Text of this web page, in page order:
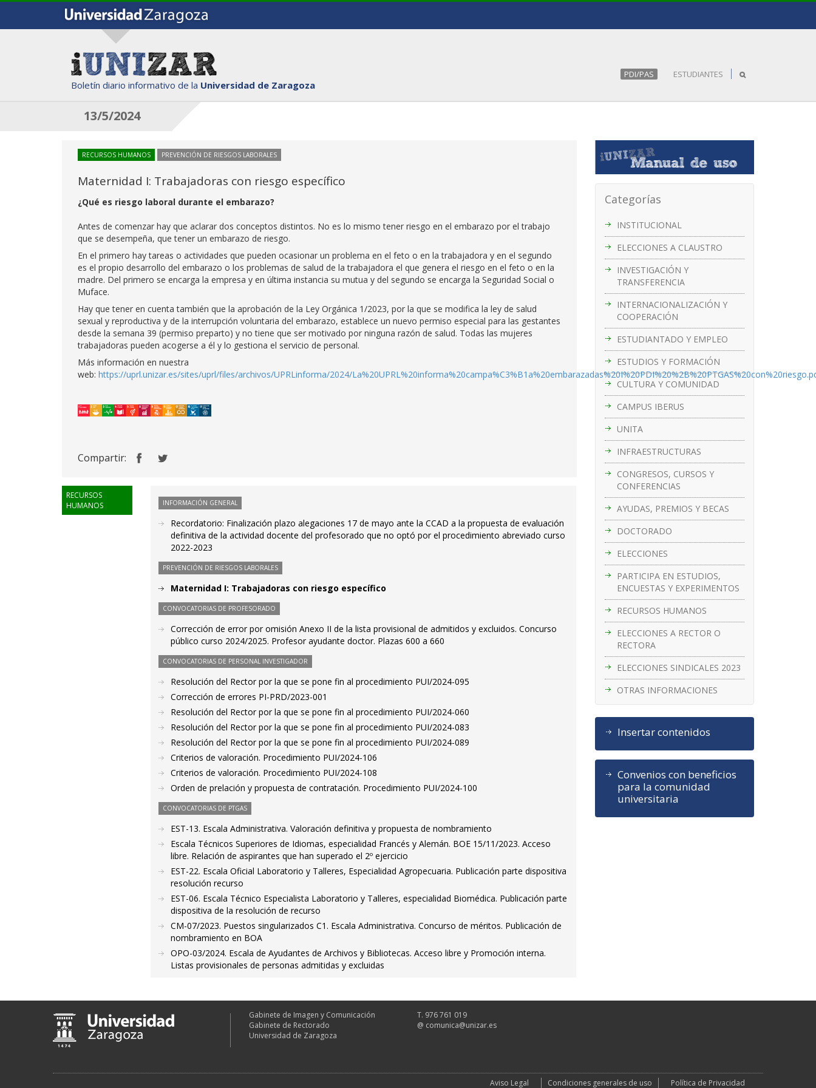
Boletín diario informativo de la Universidad de Zaragoza
PDI/PAS ESTUDIANTES
13/5/2024
Categorías
INSTITUCIONAL
ELECCIONES A CLAUSTRO
INVESTIGACIÓN Y
TRANSFERENCIA
INTERNACIONALIZACIÓN Y
COOPERACIÓN
ESTUDIANTADO Y EMPLEO
ESTUDIOS Y FORMACIÓN
CULTURA Y COMUNIDAD
CAMPUS IBERUS
UNITA
INFRAESTRUCTURAS
CONGRESOS, CURSOS Y
CONFERENCIAS
AYUDAS, PREMIOS Y BECAS
DOCTORADO
ELECCIONES
PARTICIPA EN ESTUDIOS,
ENCUESTAS Y EXPERIMENTOS
RECURSOS HUMANOS
ELECCIONES A RECTOR O
RECTORA
ELECCIONES SINDICALES 2023
OTRAS INFORMACIONES
Insertar contenidos
Convenios con beneficios
para la comunidad
universitaria
RECURSOS HUMANOS PREVENCIÓN DE RIESGOS LABORALES
Maternidad I: Trabajadoras con riesgo específico
¿Qué es riesgo laboral durante el embarazo?
Antes de comenzar hay que aclarar dos conceptos distintos. No es lo mismo tener riesgo en el embarazo por el trabajo
que se desempeña, que tener un embarazo de riesgo.
En el primero hay tareas o actividades que pueden ocasionar un problema en el feto o en la trabajadora y en el segundo
es el propio desarrollo del embarazo o los problemas de salud de la trabajadora el que genera el riesgo en el feto o en la
madre. Del primero se encarga la empresa y en última instancia su mutua y del segundo se encarga la Seguridad Social o
Muface.
Hay que tener en cuenta también que la aprobación de la Ley Orgánica 1/2023, por la que se modifica la ley de salud
sexual y reproductiva y de la interrupción voluntaria del embarazo, establece un nuevo permiso especial para las gestantes
desde la semana 39 (permiso preparto) y no tiene que ser motivado por ninguna razón de salud. Todas las mujeres
trabajadoras pueden acogerse a él y lo gestiona el servicio de personal.
Más información en nuestra
web: https://uprl.unizar.es/sites/uprl/files/archivos/UPRLinforma/2024/
Compartir:
RECURSOS
HUMANOS
INFORMACIÓN GENERAL
Recordatorio: Finalización plazo alegaciones 17 de mayo ante la CCAD a la propuesta de evaluación
definitiva de la actividad docente del profesorado que no optó por el procedimiento abreviado curso
2022-2023
PREVENCIÓN DE RIESGOS LABORALES
Maternidad I: Trabajadoras con riesgo específico
CONVOCATORIAS DE PROFESORADO
Corrección de error por omisión Anexo II de la lista provisional de admitidos y excluidos. Concurso
público curso 2024/2025. Profesor ayudante doctor. Plazas 600 a 660
CONVOCATORIAS DE PERSONAL INVESTIGADOR
Resolución del Rector por la que se pone fin al procedimiento PUI/2024-095
Corrección de errores PI-PRD/2023-001
Resolución del Rector por la que se pone fin al procedimiento PUI/2024-060
Resolución del Rector por la que se pone fin al procedimiento PUI/2024-083
Resolución del Rector por la que se pone fin al procedimiento PUI/2024-089
Criterios de valoración. Procedimiento PUI/2024-106
Criterios de valoración. Procedimiento PUI/2024-108
Orden de prelación y propuesta de contratación. Procedimiento PUI/2024-100
CONVOCATORIAS DE PTGAS
EST-13. Escala Administrativa. Valoración definitiva y propuesta de nombramiento
Escala Técnicos Superiores de Idiomas, especialidad Francés y Alemán. BOE 15/11/2023. Acceso
libre. Relación de aspirantes que han superado el 2º ejercicio
EST-22. Escala Oficial Laboratorio y Talleres, Especialidad Agropecuaria. Publicación parte dispositiva
resolución recurso
EST-06. Escala Técnico Especialista Laboratorio y Talleres, especialidad Biomédica. Publicación parte
dispositiva de la resolución de recurso
CM-07/2023. Puestos singularizados C1. Escala Administrativa. Concurso de méritos. Publicación de
nombramiento en BOA
OPO-03/2024. Escala de Ayudantes de Archivos y Bibliotecas. Acceso libre y Promoción interna.
Listas provisionales de personas admitidas y excluidas
Gabinete de Imagen y Comunicación
Gabinete de Rectorado
Universidad de Zaragoza
T. 976 761 019
@ comunica@unizar.es
Aviso Legal Condiciones generales de uso Política de Privacidad